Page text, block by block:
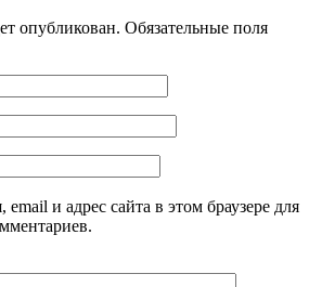
опубликован. Обязательные поля
и адрес сайта в этом браузере для